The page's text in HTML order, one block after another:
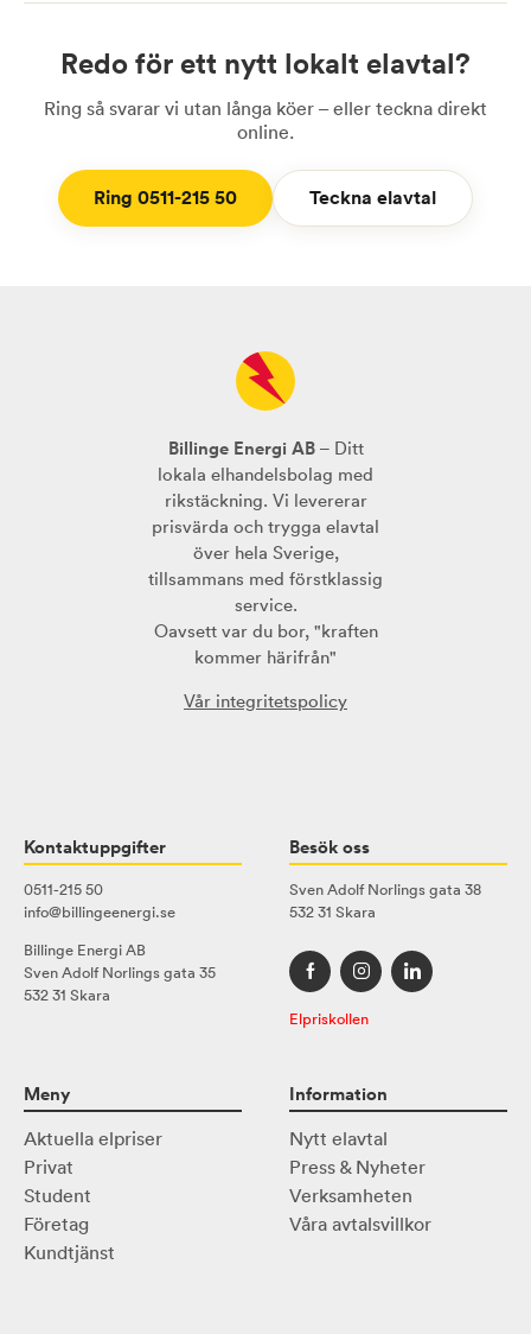
Redo för ett nytt lokalt elavtal?
Ring så svarar vi utan långa köer – eller teckna direkt
online.
Ring 0511-215 50 Teckna elavtal
Billinge Energi AB– Ditt
lokala elhandelsbolag med
rikstäckning. Vi levererar
prisvärda och trygga elavtal
över hela Sverige,
tillsammans med förstklassig
service.
Oavsett var du bor, "kraften
kommer härifrån"
Vår integritetspolicy
Kontaktuppgifter
0511-215 50
info@billingeenergi.se
Billinge Energi AB
Sven Adolf Norlings gata 35
532 31 Skara
Besök oss
Sven Adolf Norlings gata 38
532 31 Skara
Elpriskollen
Meny
Aktuella elpriser
Privat
Student
Företag
Kundtjänst
Information
Nytt elavtal
Press & Nyheter
Verksamheten
Våra avtalsvillkor